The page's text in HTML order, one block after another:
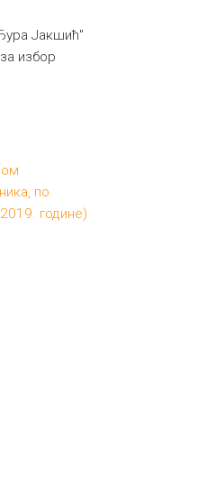
Јакшић"
избор
по
године)